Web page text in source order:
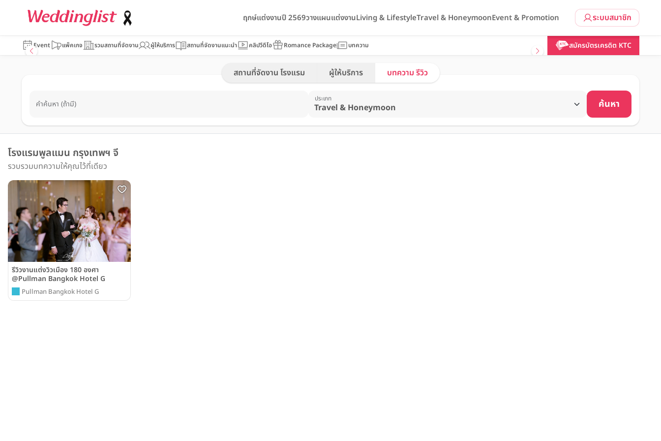
ระบบสมาชิก
ฤกษ์แต่งงานปี 2569วางแผนแต่งงานLiving & LifestyleTravel & HoneymoonEvent & Promotion
Event แพ็คเกจ รวมสถานที่จัดงาน ผู้ให้บริการ สถานที่จัดงานแนะนำ คลิปวีดีโอ Romance Package บทความ สมัครบัตรเครดิต KTC
สถานที่จัดงาน โรงแรม ผู้ให้บริการ บทความ รีวิว
คำค้นหา (ถ้ามี)
ประเภท ค้นหา
โรงแรมพูลแมน กรุงเทพฯ จี
รวบรวมบทความให้คุณไว้ที่เดียว
รีวิวงานแต่งวิวเมือง 180 องศา
@Pullman Bangkok Hotel G
Pullman Bangkok Hotel G